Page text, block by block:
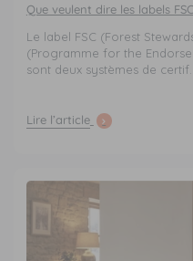
Que veulent dire les labels
Le label FSC (Forest
(Programme for the
sont deux systèmes de certif...
Lire l’article